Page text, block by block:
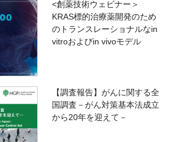
<創薬技術ウェビナー＞
KRAS標的治療薬開発のため
のトランスレーショナルなin
vitroおよびin vivoモデル
【調査報告】がんに関する全
国調査－がん対策基本法成立
から20年を迎えて－